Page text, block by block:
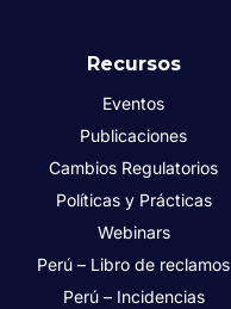
Recursos
Eventos
Publicaciones
Cambios Regulatorios
Políticas y Prácticas
Webinars
Perú – Libro de reclamos
Perú – Incidencias